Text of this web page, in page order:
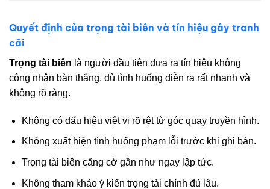
Quyết định của trọng tài biên và tín hiệu gây tranh
cãi
Trọng tài biên là người đầu tiên đưa ra tín hiệu không
công nhận bàn thắng, dù tình huống diễn ra rất nhanh và
không rõ ràng.
Không có dấu hiệu việt vị rõ rệt từ góc quay truyền hình.
Không xuất hiện tình huống phạm lỗi trước khi ghi bàn.
Trọng tài biên căng cờ gần như ngay lập tức.
Không tham khảo ý kiến trọng tài chính đủ lâu.